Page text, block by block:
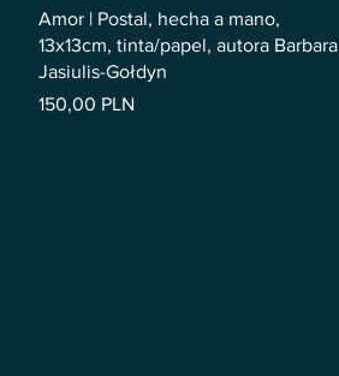
Amor | Postal, hecha a mano,
13x13cm, tinta/papel, autora Barbara
Jasiulis-Gołdyn
Precio
150,00 PLN